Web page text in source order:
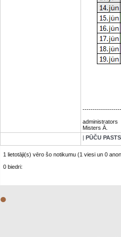
administrators
Misters Ā.
| PŪČU PASTS
1 lietotāji(s) vēro šo notikumu (1 viesi un 0
0 biedri:
●